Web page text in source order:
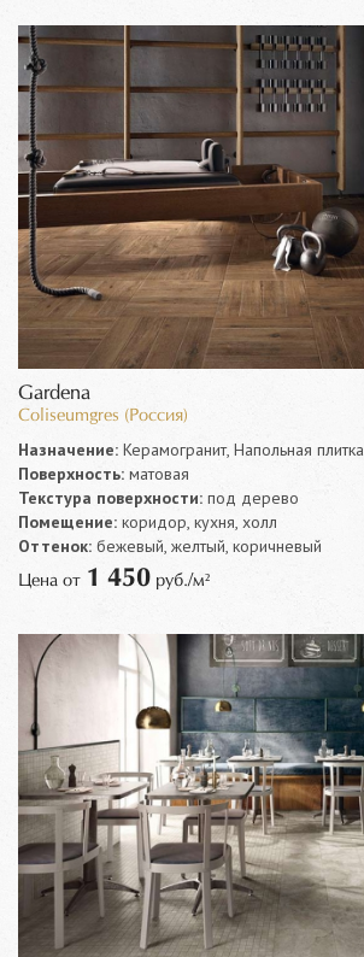
Gardena
Coliseumgres (Россия)
Назначение: Керамогранит, Напольная плитка
Поверхность: матовая
Текстура поверхности: под дерево
Помещение: коридор, кухня, холл
Оттенок: бежевый, желтый, коричневый
Цена от 1 450 руб./м²